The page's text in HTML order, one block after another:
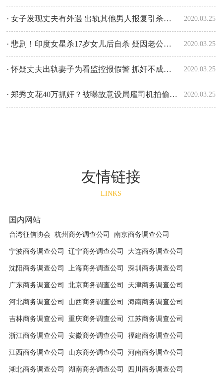
2020.03.25
· 女子发现丈夫有外遇 出轨其他男人报复引杀身之祸
2020.03.25
· 悲剧！印度女星杀17岁女儿后自杀 疑因老公有婚外情
2020.03.25
· 怀疑丈夫出轨妻子为看监控报假警 抓奸不成反被拘
2020.03.25
· 郑秀文花40万抓奸？被曝故意设局雇司机拍偷腥视频
友情链接
LINKS
国内网站
台湾征信协会 杭州商务调查公司 南京商务调查公司
宁波商务调查公司 辽宁商务调查公司 大连商务调查公司
沈阳商务调查公司 上海商务调查公司 深圳商务调查公司
广东商务调查公司 北京商务调查公司 天津商务调查公司
河北商务调查公司 山西商务调查公司 海南商务调查公司
吉林商务调查公司 重庆商务调查公司 江苏商务调查公司
浙江商务调查公司 安徽商务调查公司 福建商务调查公司
江西商务调查公司 山东商务调查公司 河南商务调查公司
湖北商务调查公司 湖南商务调查公司 四川商务调查公司